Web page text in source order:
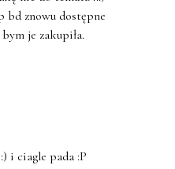
bd znowu dostępne
je zakupiła.
i ciagle pada :P